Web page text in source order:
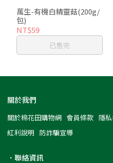
萬生-有機白精靈菇(200g/
包)
NT$59
已售完
關於我們
關於棉花田購物網 會員條款 隱
紅利說明 防詐騙宣導
．聯絡資訊